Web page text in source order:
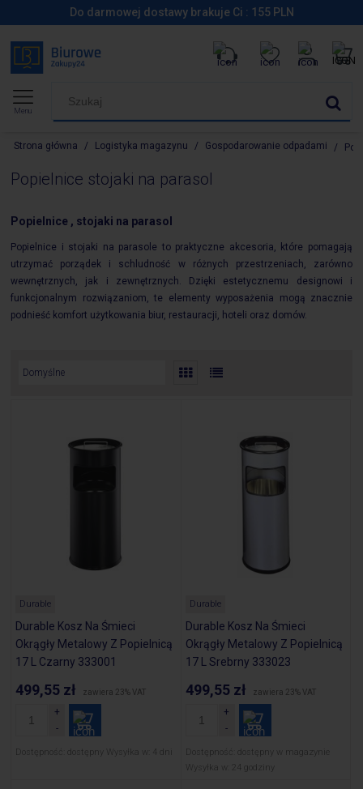
Do darmowej dostawy brakuje Ci : 155PLN
Menu
Strona główna / Logistyka magazynu / Gospodarowanie odpadami /
Popielnice stojaki na parasol
Popielnice , stojaki na parasol
Popielnice i stojaki na parasole to praktyczne akcesoria, które pomagają
utrzymać porządek i schludność w różnych przestrzeniach, zarówno
wewnętrznych, jak i zewnętrznych. Dzięki estetycznemu designowi i
funkcjonalnym rozwiązaniom, te elementy wyposażenia mogą znacznie
podnieść komfort użytkowania biur, restauracji, hoteli oraz domów.
Durable
Durable Kosz Na Śmieci
Okrągły Metalowy Z Popielnicą
17 L Czarny 333001
499,55 zł zawiera 23% VAT
Dostępność: dostępny Wysyłka w: 4 dni
Durable
Durable Kosz Na Śmieci
Okrągły Metalowy Z Popielnicą
17 L Srebrny 333023
499,55 zł zawiera 23% VAT
Dostępność:
dostępny w magazynie
Wysyłka w:
24 godziny